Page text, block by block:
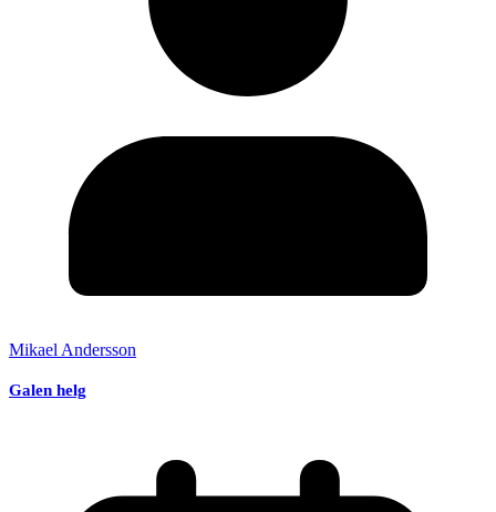
Mikael Andersson
Galen helg